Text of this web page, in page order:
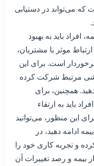
که می‌تواند در دستیابی
افراد باید به بهبود
موثر با مشتریان،
است. برای این
مرتبط شرکت کرده
همچنین، برای
باید به ارتقاء
این منظور، می‌توانید
ادامه دهید، در
و تجربه کاری خود را
بیمه و رصد تغییرات آن